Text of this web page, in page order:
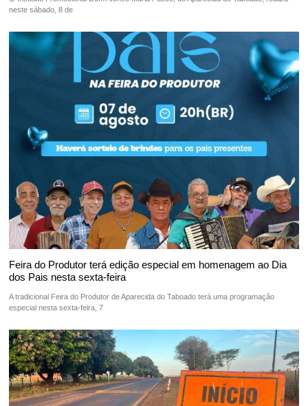
neste sábado, 8 de
Feira do Produtor terá edição especial em homenagem ao Dia
dos Pais nesta sexta-feira
A tradicional Feira do Produtor de Aparecida do Taboado terá uma programação
especial nesta sexta-feira, 7